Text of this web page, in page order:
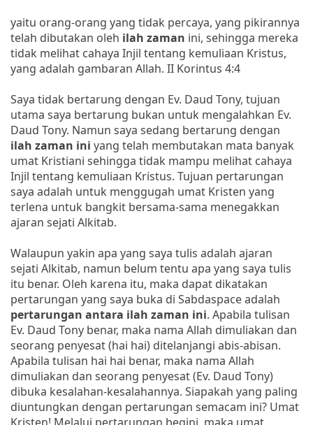
yaitu orang-orang yang tidak percaya, yang pikirannya
telah dibutakan oleh ilah zaman ini, sehingga mereka
tidak melihat cahaya Injil tentang kemuliaan Kristus,
yang adalah gambaran Allah. II Korintus 4:4
Saya tidak bertarung dengan Ev. Daud Tony, tujuan
utama saya bertarung bukan untuk mengalahkan Ev.
Daud Tony. Namun saya sedang bertarung dengan
ilah zaman ini yang telah membutakan mata banyak
umat Kristiani sehingga tidak mampu melihat cahaya
Injil tentang kemuliaan Kristus. Tujuan pertarungan
saya adalah untuk menggugah umat Kristen yang
terlena untuk bangkit bersama-sama menegakkan
ajaran sejati Alkitab.
Walaupun yakin apa yang saya tulis adalah ajaran
sejati Alkitab, namun belum tentu apa yang saya tulis
itu benar. Oleh karena itu, maka dapat dikatakan
pertarungan yang saya buka di Sabdaspace adalah
pertarungan antara ilah zaman ini. Apabila tulisan
Ev. Daud Tony benar, maka nama Allah dimuliakan dan
seorang penyesat (hai hai) ditelanjangi abis-abisan.
Apabila tulisan hai hai benar, maka nama Allah
dimuliakan dan seorang penyesat (Ev. Daud Tony)
dibuka kesalahan-kesalahannya. Siapakah yang paling
diuntungkan dengan pertarungan semacam ini? Umat
Kristen! Melalui pertarungan begini, maka umat